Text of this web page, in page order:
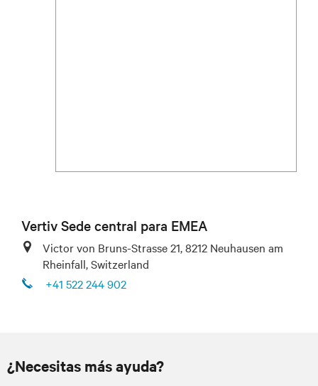
Vertiv Sede central para EMEA
Victor von Bruns-Strasse 21, 8212 Neuhausen am
Rheinfall, Switzerland
+41 522 244 902
¿Necesitas más ayuda?